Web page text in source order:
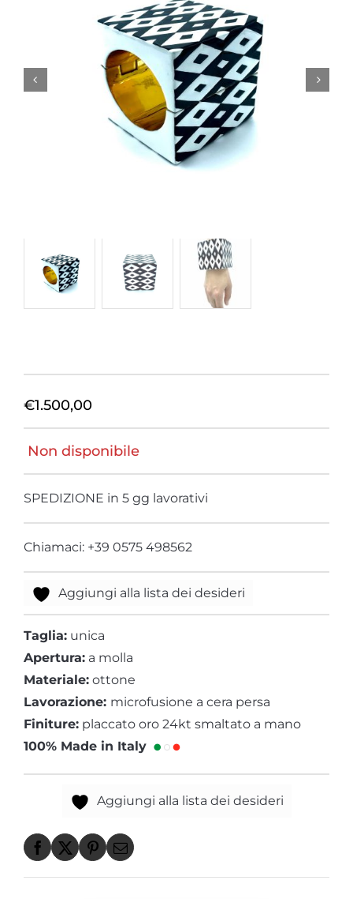
Orecchini
Cinture
A.B.
Collezioni
Home
€1.500,00
Non disponibile
SPEDIZIONE in 5 gg lavorativi
Chiamaci: +39 0575 498562
Aggiungi alla lista dei desideri
Taglia: unica
Apertura: a molla
Materiale: ottone
Lavorazione: microfusione a cera persa
Finiture: placcato oro 24kt smaltato a mano
100% Made in Italy
Aggiungi alla lista dei desideri